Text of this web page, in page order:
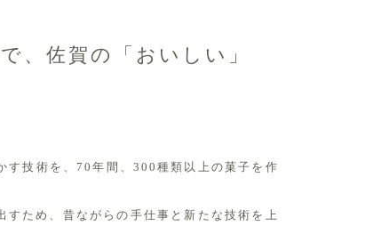
、佐賀の「おいしい」
す技術を、70年間、300種類以上の菓子を作
すため、昔ながらの手仕事と新たな技術を上